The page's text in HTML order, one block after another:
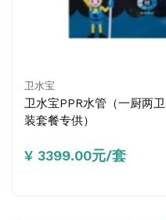
卫水宝
卫水宝PPR水管（一厨两
装套餐专供）
¥ 3399.00元/套